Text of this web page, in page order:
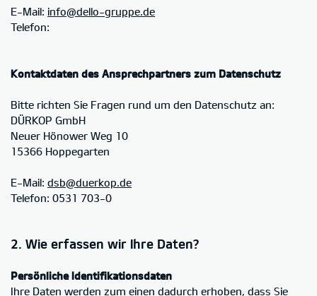
E-Mail: info@dello-gruppe.de
Telefon:
Kontaktdaten des Ansprechpartners zum Datenschutz
Bitte richten Sie Fragen rund um den Datenschutz an:
DÜRKOP GmbH
Neuer Hönower Weg 10
15366 Hoppegarten
E-Mail: dsb@duerkop.de
Telefon: 0531 703-0
2. Wie erfassen wir Ihre Daten?
Persönliche Identifikationsdaten
Ihre Daten werden zum einen dadurch erhoben, dass Sie